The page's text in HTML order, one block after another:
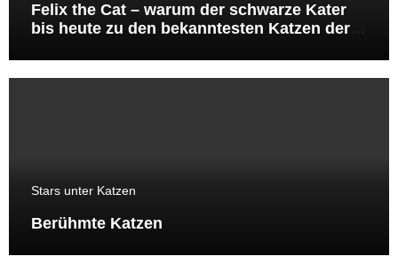
Felix the Cat – warum der schwarze Kater
bis heute zu den bekanntesten Katzen der
Stars unter Katzen
Berühmte Katzen